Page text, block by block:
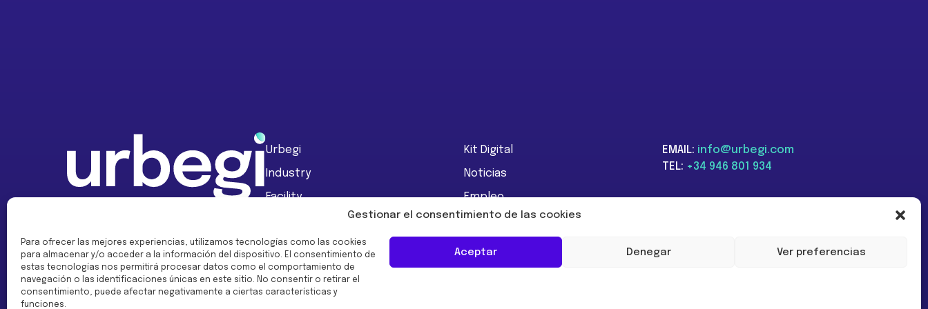
Gestionar el consentimiento de las cookies
Para ofrecer las mejores experiencias, utilizamos tecnologías como las cookies
para almacenar y/o acceder a la información del dispositivo. El consentimiento de
estas tecnologías nos permitirá procesar datos como el comportamiento de
navegación o las identificaciones únicas en este sitio. No consentir o retirar el
consentimiento, puede afectar negativamente a ciertas características y
funciones.
Aceptar Denegar Ver preferencias
Footer
Urbegi
Industry
Facility
Fundación Urbegi
Kit Digital
Noticias
Empleo
Contacto
EMAIL: info@urbegi.com
TEL: +34 946 801 934